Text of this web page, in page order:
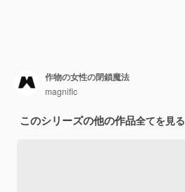
作物の女性の閉鎖魔法
magnific
このシリーズの他の作品全てを見る